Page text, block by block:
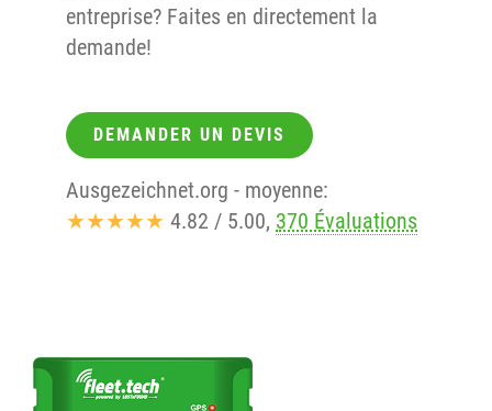
entreprise? Faites en directement la
demande!
DEMANDER UN DEVIS
Ausgezeichnet.org - moyenne:
★★★★★ 4.82 / 5.00, 370 Évaluations